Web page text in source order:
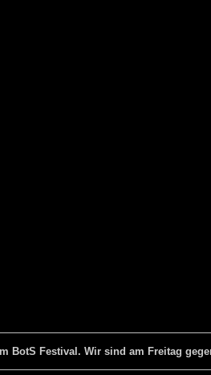
BotS Festival. Wir sind am Freitag